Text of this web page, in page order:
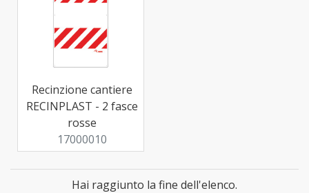
Recinzione cantiere
RECINPLAST - 2 fasce
rosse
17000010
Hai raggiunto la fine dell'elenco.